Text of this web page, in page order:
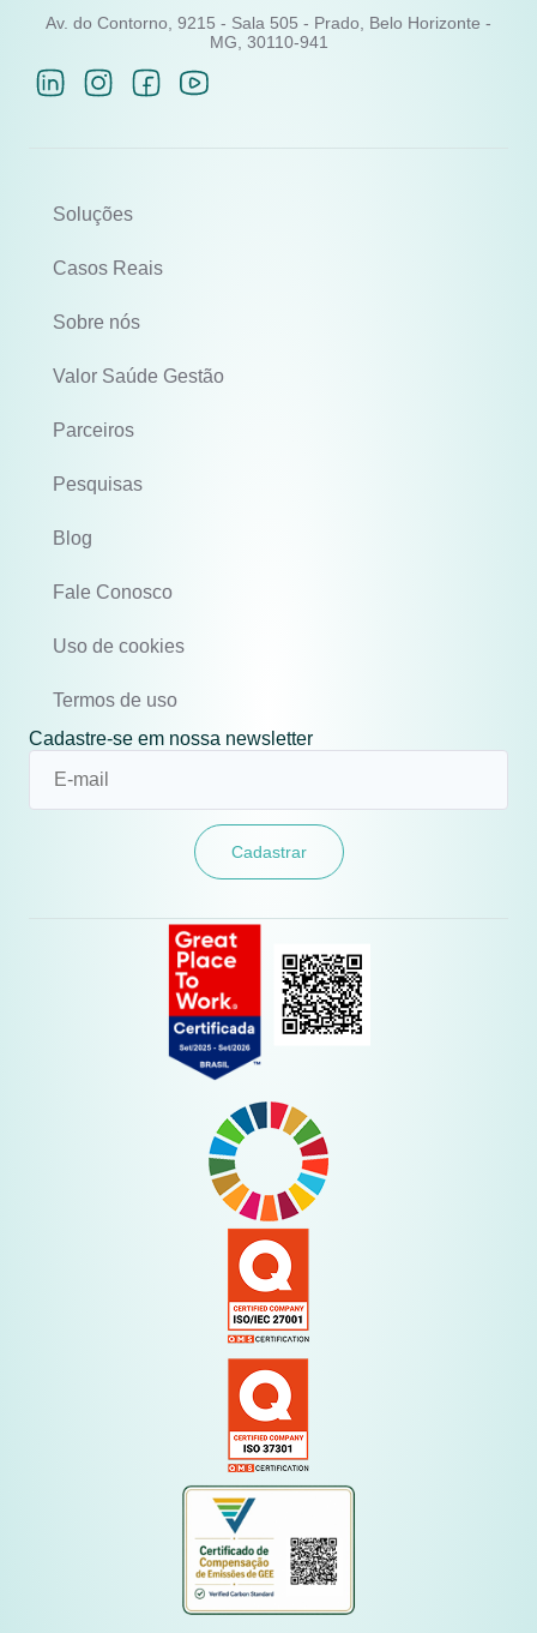
Av. do Contorno, 9215 - Sala 505 - Prado, Belo Horizonte -
MG, 30110-941
Soluções
Casos Reais
Sobre nós
Valor Saúde Gestão
Parceiros
Pesquisas
Blog
Fale Conosco
Uso de cookies
Termos de uso
Cadastre-se em nossa newsletter
Cadastrar